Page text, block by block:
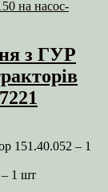
з ГУР
151.40.052 – 1
– 1 шт